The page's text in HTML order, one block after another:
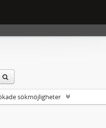
sökmöjligheter